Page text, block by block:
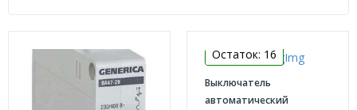
Кабельная продукция
Остаток: 16
Выключатель
автоматический